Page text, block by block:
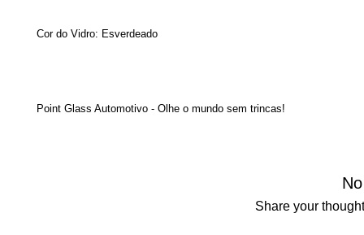
Cor do Vidro: Esverdeado
Point Glass Automotivo - Olhe o mundo sem trincas!
Share your